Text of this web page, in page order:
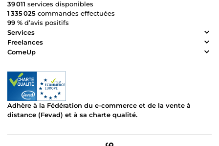
39 011 services disponibles
1 335 025 commandes effectuées
99 % d’avis positifs
Services
Freelances
ComeUp
Adhère à la Fédération du e-commerce et de la vente à
distance (Fevad) et à sa charte qualité.